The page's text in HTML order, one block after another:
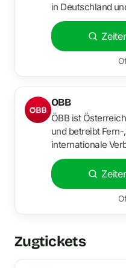
in Deutschland
OBB
ÖBB ist
und betreibt
internationale
Zugtickets